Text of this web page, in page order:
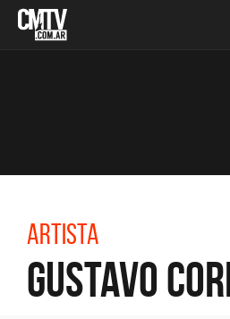
Artista
Gustavo